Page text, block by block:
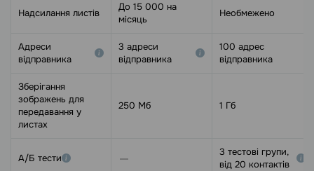
Надсилання листів
До 15 000 на
місяць
Необмежено
Адреси
відправника
3 адреси
відправника
100 адрес
відправника
Зберігання
зображень для
передавання у
листах
250 Мб 1 Гб
А/Б тести
3 тестові групи,
від 20 контактів